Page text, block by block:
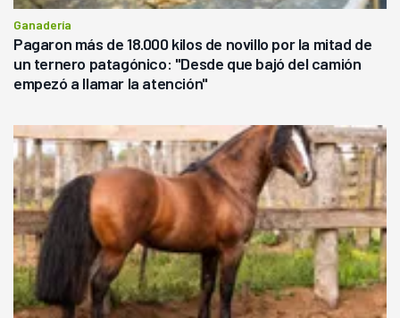
Ganadería
Pagaron más de 18.000 kilos de novillo por la mitad de
un ternero patagónico: "Desde que bajó del camión
empezó a llamar la atención"